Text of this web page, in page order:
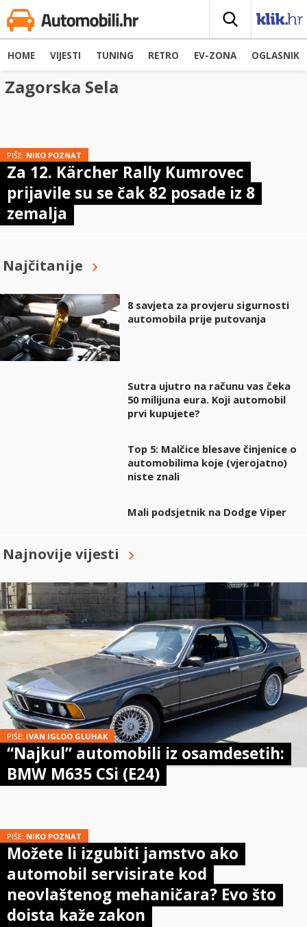
HOME VIJESTI TUNING RETRO EV-ZONA OGLASNIK
Zagorska Sela
PIŠE: NIKO POZNAT
Za 12. Kärcher Rally Kumrovec
prijavile su se čak 82 posade iz 8
zemalja
Najčitanije
8 savjeta za provjeru sigurnosti
automobila prije putovanja
Sutra ujutro na računu vas čeka
50 milijuna eura. Koji automobil
prvi kupujete?
Top 5: Malčice blesave činjenice o
automobilima koje (vjerojatno)
niste znali
Mali podsjetnik na Dodge Viper
Najnovije vijesti
PIŠE: IVAN IGLOO GLUHAK
“Najkul” automobili iz osamdesetih:
BMW M635 CSi (E24)
PIŠE: NIKO POZNAT
Možete li izgubiti jamstvo ako
automobil servisirate kod
neovlaštenog mehaničara? Evo što
doista kaže zakon